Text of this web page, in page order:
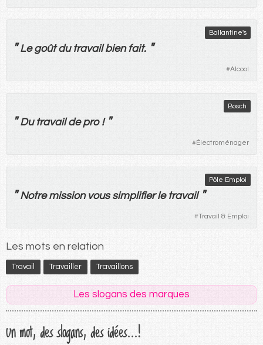
Ballantine's
" Le goût du travail bien fait. "
#Alcool
Bosch
" Du travail de pro! "
#Électroménager
Pôle Emploi
" Notre mission vous simplifier le travail "
#Travail & Emploi
Les mots en relation
Travail Travailler Travaillons
Les slogans des marques
Un mot, des slogans, des idées...!